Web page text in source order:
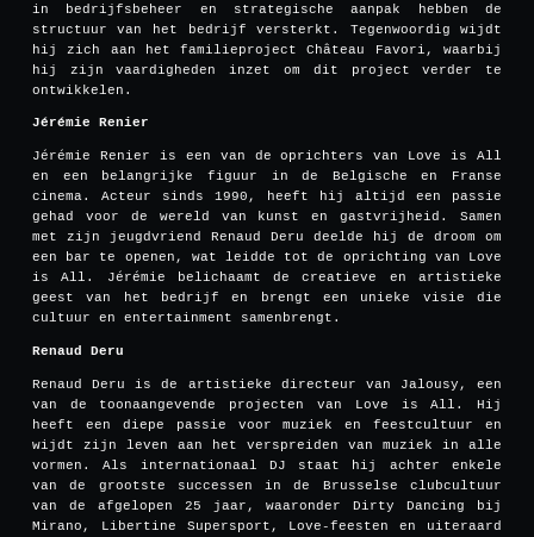
in bedrijfsbeheer en strategische aanpak hebben de
structuur van het bedrijf versterkt. Tegenwoordig wijdt
hij zich aan het familieproject Château Favori, waarbij
hij zijn vaardigheden inzet om dit project verder te
ontwikkelen.
Jérémie Renier
Jérémie Renier is een van de oprichters van Love is All
en een belangrijke figuur in de Belgische en Franse
cinema. Acteur sinds 1990, heeft hij altijd een passie
gehad voor de wereld van kunst en gastvrijheid. Samen
met zijn jeugdvriend Renaud Deru deelde hij de droom om
een bar te openen, wat leidde tot de oprichting van Love
is All. Jérémie belichaamt de creatieve en artistieke
geest van het bedrijf en brengt een unieke visie die
cultuur en entertainment samenbrengt.
Renaud Deru
Renaud Deru is de artistieke directeur van Jalousy, een
van de toonaangevende projecten van Love is All. Hij
heeft een diepe passie voor muziek en feestcultuur en
wijdt zijn leven aan het verspreiden van muziek in alle
vormen. Als internationaal DJ staat hij achter enkele
van de grootste successen in de Brusselse clubcultuur
van de afgelopen 25 jaar, waaronder Dirty Dancing bij
Mirano, Libertine Supersport, Love-feesten en uiteraard